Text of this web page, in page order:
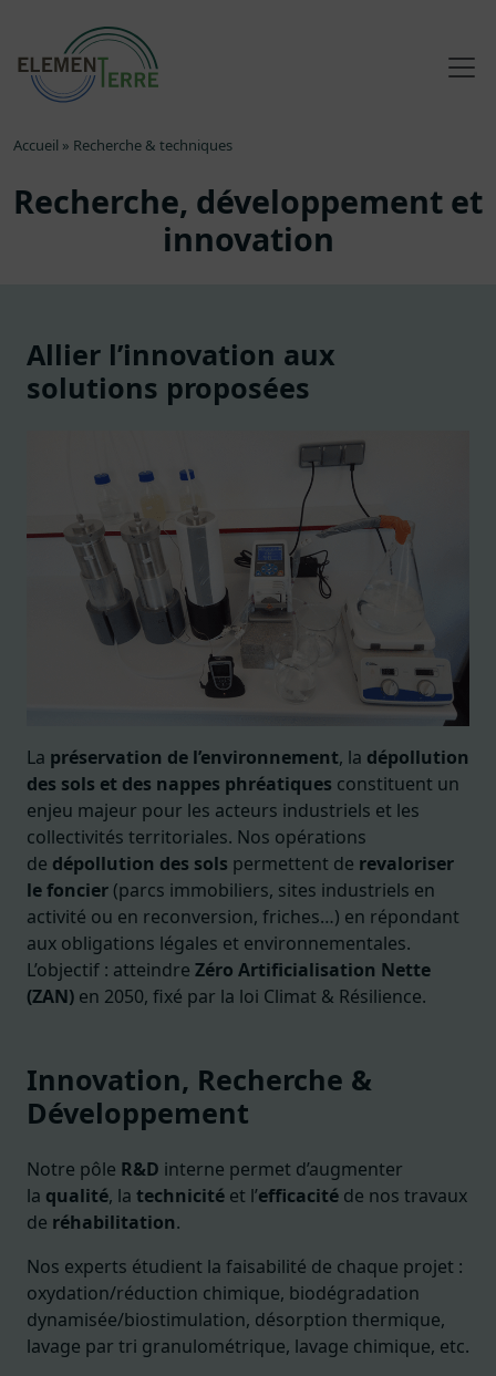
Accueil » Recherche & techniques
Recherche, développement et
innovation
Allier l’innovation aux
solutions proposées
La préservation de l’environnement, la dépollution
des sols et des nappes phréatiques constituent un
enjeu majeur pour les acteurs industriels et les
collectivités territoriales. Nos opérations
de dépollution des sols permettent de revaloriser
le foncier (parcs immobiliers, sites industriels en
activité ou en reconversion, friches…) en répondant
aux obligations légales et environnementales.
L’objectif : atteindre Zéro Artificialisation Nette
(ZAN) en 2050, fixé par la loi Climat & Résilience.
Innovation, Recherche &
Développement
Notre pôle R&D interne permet d’augmenter
la qualité, la technicité et l’efficacité de nos travaux
de réhabilitation.
Nos experts étudient la faisabilité de chaque projet :
oxydation/réduction chimique, biodégradation
dynamisée/biostimulation, désorption thermique,
lavage par tri granulométrique, lavage chimique, etc.